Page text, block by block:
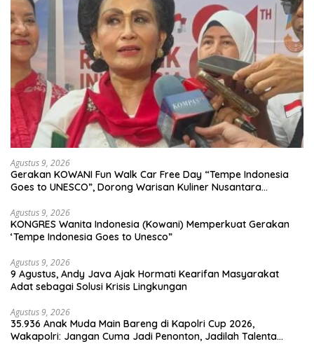
Agustus 9, 2026
Gerakan KOWANI Fun Walk Car Free Day “Tempe Indonesia
Goes to UNESCO”, Dorong Warisan Kuliner Nusantara
Agustus 9, 2026
KONGRES Wanita Indonesia (Kowani) Memperkuat Gerakan
‘Tempe Indonesia Goes to Unesco”
Agustus 9, 2026
9 Agustus, Andy Java Ajak Hormati Kearifan Masyarakat
Adat sebagai Solusi Krisis Lingkungan
Agustus 9, 2026
35.936 Anak Muda Main Bareng di Kapolri Cup 2026,
Wakapolri: Jangan Cuma Jadi Penonton, Jadilah Talenta